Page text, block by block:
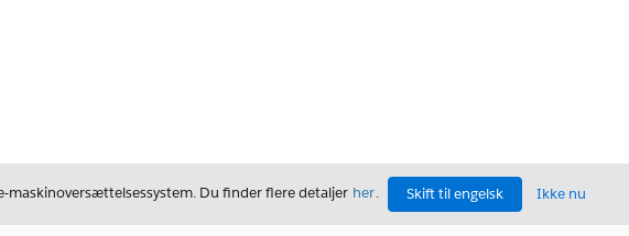
maskinoversættelsessystem. Du finder flere detaljer her. Skift til engelsk Ikke nu